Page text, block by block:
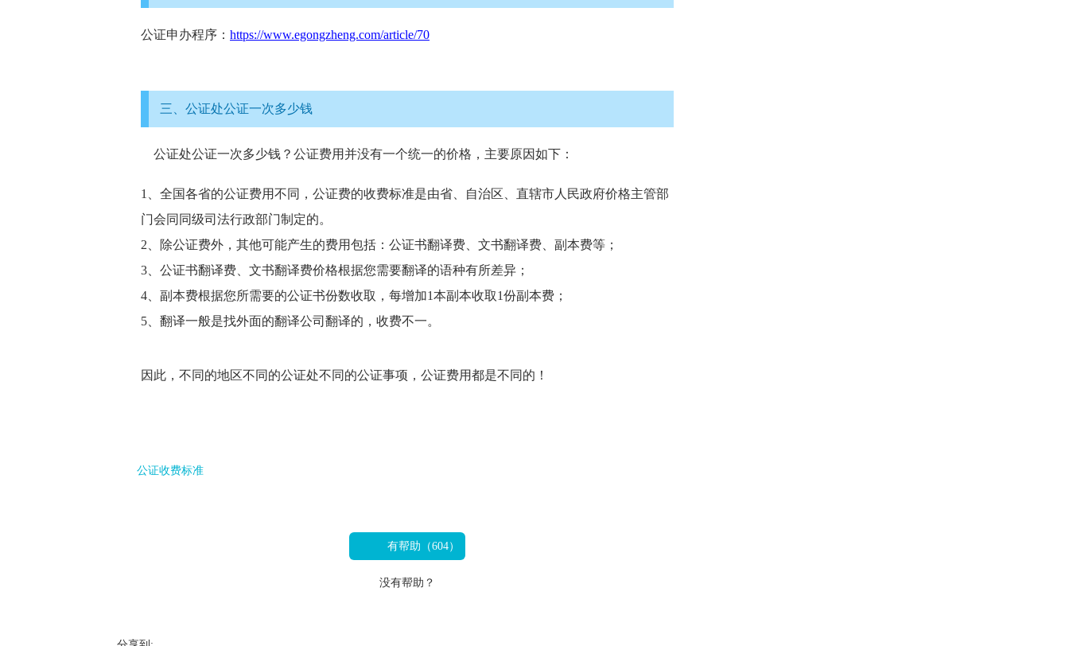
公证申办程序： https://www.egongzheng.com/article/70
三、公证处公证一次多少钱
公证处公证一次多少钱？公证费用并没有一个统一的价格，主要原因如下：
1、全国各省的公证费用不同，公证费的收费标准是由省、自治区、直辖市人民政府价格主管部
门会同同级司法行政部门制定的。
2、除公证费外，其他可能产生的费用包括：公证书翻译费、文书翻译费、副本费等；
3、公证书翻译费、文书翻译费价格根据您需要翻译的语种有所差异；
4、副本费根据您所需要的公证书份数收取，每增加1本副本收取1份副本费；
5、翻译一般是找外面的翻译公司翻译的，收费不一。
因此，不同的地区不同的公证处不同的公证事项，公证费用都是不同的！
公证收费标准
有帮助（604）
没有帮助？